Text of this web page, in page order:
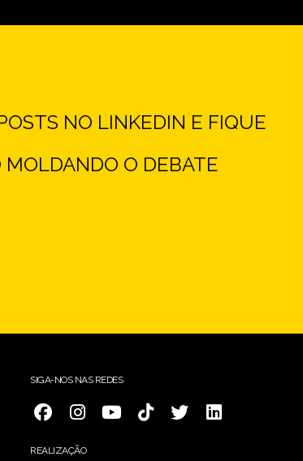
NO LINKEDIN E FIQUE
MOLDANDO O DEBATE
SIGA-NOS NAS REDES
REALIZAÇÃO